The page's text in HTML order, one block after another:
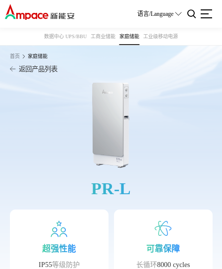
语言/Language
数据中心 UPS/BBU 工商业储能 家庭储能 工业级移动电源
首页 家庭储能
返回产品列表
PR-L
超强性能
IP55等级防护
可靠保障
长循环8000 cycles